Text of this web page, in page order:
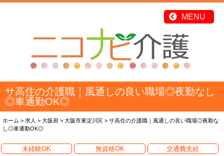
サ高住の介護職｜風通しの良い職場◎夜勤なし
◎車通勤OK◎
ホーム > 求人 > 大阪府 > 大阪市東淀川区 > サ高住の介護職｜風通しの良い職場◎夜勤な
し◎車通勤OK◎
未経験OK 無資格OK
交通費支給